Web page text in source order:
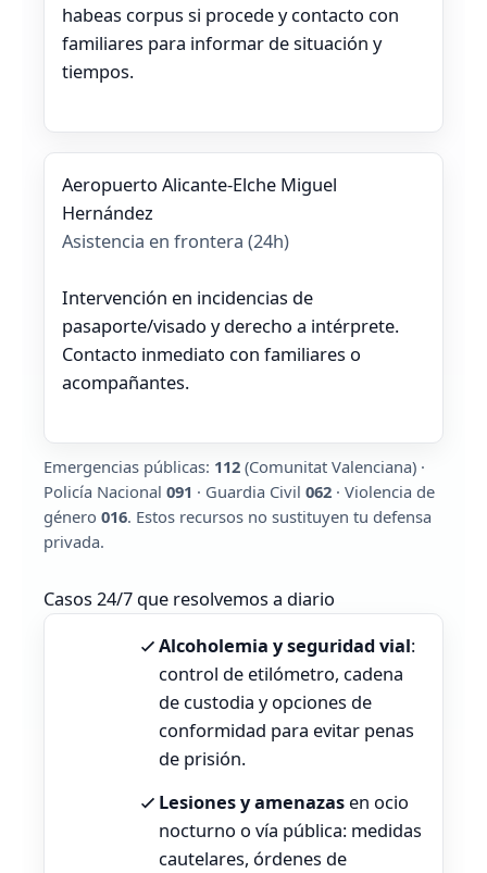
habeas corpus si procede y contacto con
familiares para informar de situación y
tiempos.
Aeropuerto Alicante‑Elche Miguel
Hernández
Asistencia en frontera (24h)
Intervención en incidencias de
pasaporte/visado y derecho a intérprete.
Contacto inmediato con familiares o
acompañantes.
Emergencias públicas: 112 (Comunitat Valenciana) ·
Policía Nacional 091 · Guardia Civil 062 · Violencia de
género 016. Estos recursos no sustituyen tu defensa
privada.
Casos 24/7 que resolvemos a diario
Alcoholemia y seguridad vial:
control de etilómetro, cadena
de custodia y opciones de
conformidad para evitar penas
de prisión.
Lesiones y amenazas en ocio
nocturno o vía pública: medidas
cautelares, órdenes de